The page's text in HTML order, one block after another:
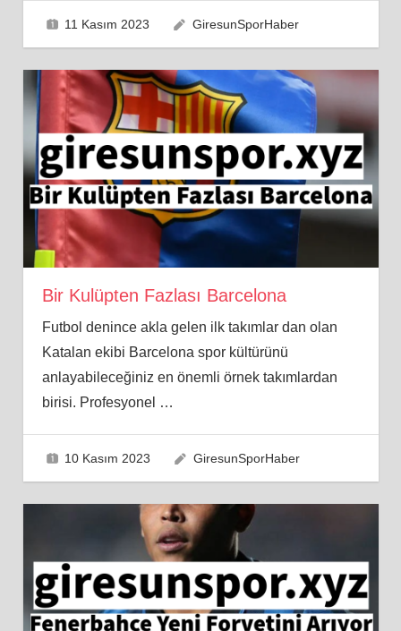
11 Kasım 2023 GiresunSporHaber
Bir Kulüpten Fazlası Barcelona
Futbol denince akla gelen ilk takımlar dan olan
Katalan ekibi Barcelona spor kültürünü
anlayabileceğiniz en önemli örnek takımlardan
birisi. Profesyonel …
10 Kasım 2023 GiresunSporHaber